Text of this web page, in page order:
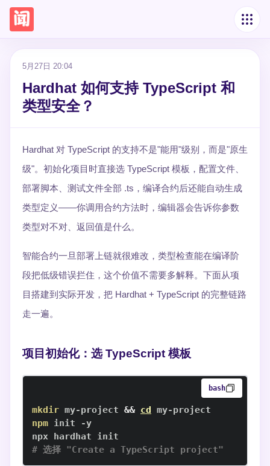
5月27日 20:04
Hardhat 如何支持 TypeScript 和
类型安全？
Hardhat 对 TypeScript 的支持不是"能用"级别，而是"原生
级"。初始化项目时直接选 TypeScript 模板，配置文件、
部署脚本、测试文件全部 .ts，编译合约后还能自动生成
类型定义——你调用合约方法时，编辑器会告诉你参数
类型对不对、返回值是什么。
智能合约一旦部署上链就很难改，类型检查能在编译阶
段把低级错误拦住，这个价值不需要多解释。下面从项
目搭建到实际开发，把 Hardhat + TypeScript 的完整链路
走一遍。
项目初始化：选 TypeScript 模板
bash
mkdir my-project && cd
npm
# 选择 "Create a TypeScript project"